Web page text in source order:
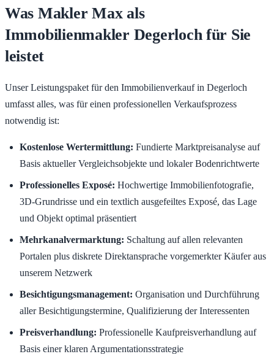
Was Makler Max als
Immobilienmakler Degerloch für Sie
leistet
Unser Leistungspaket für den Immobilienverkauf in Degerloch
umfasst alles, was für einen professionellen Verkaufsprozess
notwendig ist:
Kostenlose Wertermittlung: Fundierte Marktpreisanalyse auf
Basis aktueller Vergleichsobjekte und lokaler Bodenrichtwerte
Professionelles Exposé: Hochwertige Immobilienfotografie,
3D-Grundrisse und ein textlich ausgefeiltes Exposé, das Lage
und Objekt optimal präsentiert
Mehrkanalvermarktung: Schaltung auf allen relevanten
Portalen plus diskrete Direktansprache vorgemerkter Käufer aus
unserem Netzwerk
Besichtigungsmanagement: Organisation und Durchführung
aller Besichtigungstermine, Qualifizierung der Interessenten
Preisverhandlung: Professionelle Kaufpreisverhandlung auf
Basis einer klaren Argumentationsstrategie